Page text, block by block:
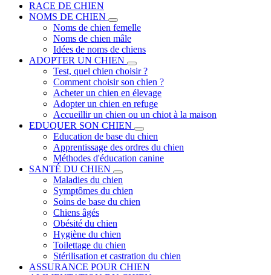
RACE DE CHIEN
NOMS DE CHIEN
Noms de chien femelle
Noms de chien mâle
Idées de noms de chiens
ADOPTER UN CHIEN
Test, quel chien choisir ?
Comment choisir son chien ?
Acheter un chien en élevage
Adopter un chien en refuge
Accueillir un chien ou un chiot à la maison
EDUQUER SON CHIEN
Education de base du chien
Apprentissage des ordres du chien
Méthodes d'éducation canine
SANTÉ DU CHIEN
Maladies du chien
Symptômes du chien
Soins de base du chien
Chiens âgés
Obésité du chien
Hygiène du chien
Toilettage du chien
Stérilisation et castration du chien
ASSURANCE POUR CHIEN